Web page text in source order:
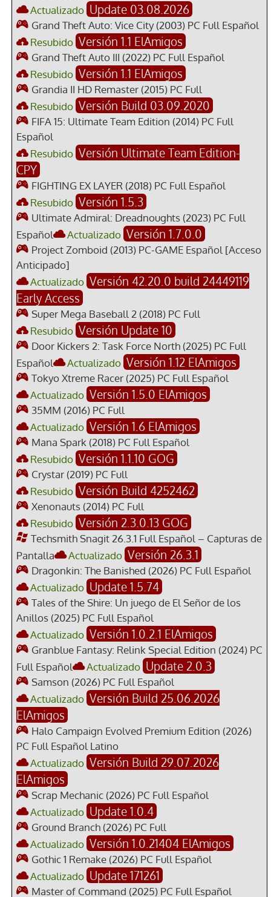
Actualizado Update 03.08.2026
Grand Theft Auto: Vice City (2003) PC Full Español
Resubido Versión 1.1 ElAmigos
Grand Theft Auto III (2022) PC Full Español
Resubido Versión 1.1 ElAmigos
Grandia II HD Remaster (2015) PC Full
Resubido Versión Build 03.09.2020
FIFA 15: Ultimate Team Edition (2014) PC Full
Español
Resubido Versión Ultimate Team Edition-
CPY
FIGHTING EX LAYER (2018) PC Full Español
Resubido Versión 1.5.3
Ultimate Admiral: Dreadnoughts (2023) PC Full
Español
Actualizado Versión 1.7.0.0
Project Zomboid (2013) PC-GAME Español [Acceso
Anticipado]
Actualizado Versión 42.20.0 build 24449119
Early Access
Super Mega Baseball 2 (2018) PC Full
Resubido Versión Update 10
Door Kickers 2: Task Force North (2025) PC Full
Español
Actualizado Versión 1.12 ElAmigos
Tokyo Xtreme Racer (2025) PC Full Español
Actualizado Versión 1.5.0 ElAmigos
35MM (2016) PC Full
Actualizado Versión 1.6 ElAmigos
Mana Spark (2018) PC Full Español
Resubido Versión 1.1.10 GOG
Crystar (2019) PC Full
Resubido Versión Build 4252462
Xenonauts (2014) PC Full
Resubido Versión 2.3.0.13 GOG
Techsmith Snagit 26.3.1 Full Español – Capturas de
Pantalla
Actualizado Versión 26.3.1
Dragonkin: The Banished (2026) PC Full Español
Actualizado Update 1.5.74
Tales of the Shire: Un juego de El Señor de los
Anillos (2025) PC Full Español
Actualizado Versión 1.0.2.1 ElAmigos
Granblue Fantasy: Relink Special Edition (2024) PC
Full Español
Actualizado Update 2.0.3
Samson (2026) PC Full Español
Actualizado Versión Build 25.06.2026
ElAmigos
Halo Campaign Evolved Premium Edition (2026)
PC Full Español Latino
Actualizado Versión Build 29.07.2026
ElAmigos
Scrap Mechanic (2026) PC Full Español
Actualizado Update 1.0.4
Ground Branch (2026) PC Full
Actualizado Versión 1.0.21404 ElAmigos
Gothic 1 Remake (2026) PC Full Español
Actualizado Update 171261
Master of Command (2025) PC Full Español